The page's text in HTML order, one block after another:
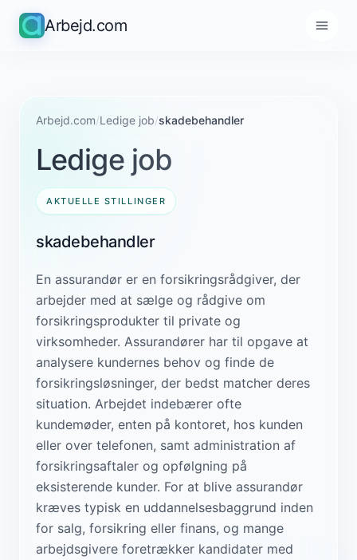
Arbejd.com
Arbejd.com/Ledige job/skadebehandler
Ledige job
AKTUELLE STILLINGER
skadebehandler
En assurandør er en forsikringsrådgiver, der
arbejder med at sælge og rådgive om
forsikringsprodukter til private og
virksomheder. Assurandører har til opgave at
analysere kundernes behov og finde de
forsikringsløsninger, der bedst matcher deres
situation. Arbejdet indebærer ofte
kundemøder, enten på kontoret, hos kunden
eller over telefonen, samt administration af
forsikringsaftaler og opfølgning på
eksisterende kunder. For at blive assurandør
kræves typisk en uddannelsesbaggrund inden
for salg, forsikring eller finans, og mange
arbejdsgivere foretrækker kandidater med